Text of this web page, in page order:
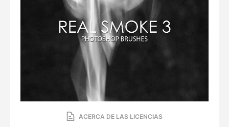
ACERCA DE LAS LICENCIAS